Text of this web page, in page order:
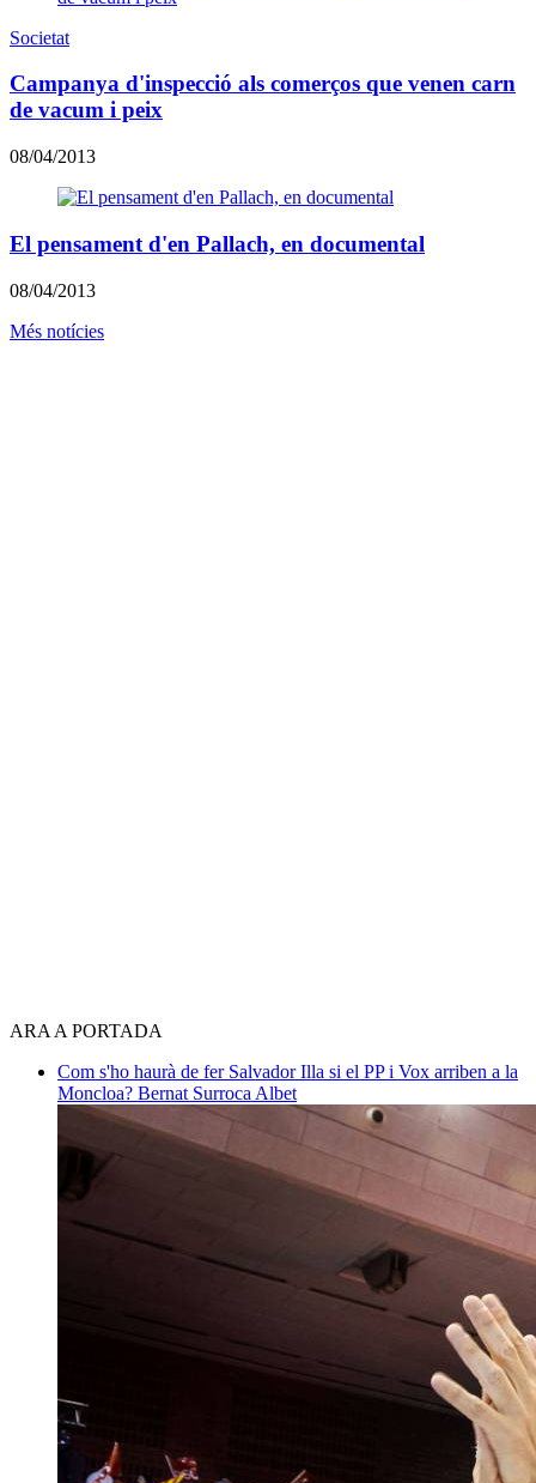
Societat
Campanya d'inspecció als comerços que venen carn
de vacum i peix
08/04/2013
El pensament d'en Pallach, en documental
08/04/2013
Més notícies
ARA A PORTADA
Com s'ho haurà de fer Salvador Illa si el PP i Vox arriben a la
Moncloa? Bernat Surroca Albet